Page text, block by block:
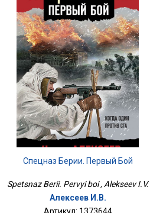
Спецназ Берии. Первый Бой
Spetsnaz Berii. Pervyi boi , Alekseev I.V.
Алексеев И.В.